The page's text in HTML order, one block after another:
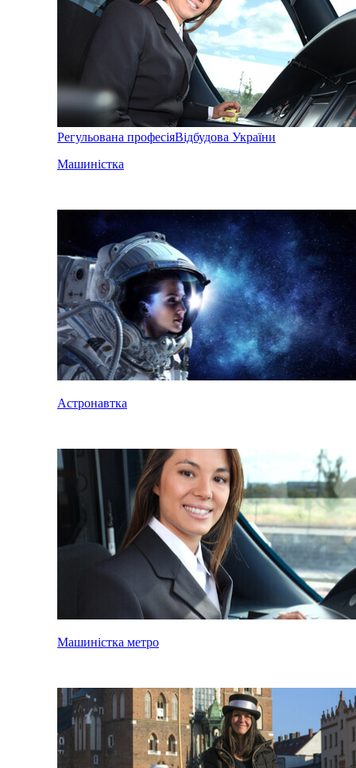
Регульована професіяВідбудова України
Машиністка
Астронавтка
Машиністка метро